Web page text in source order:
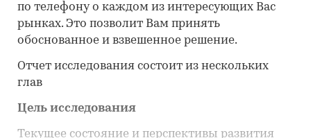
по телефону о каждом из интересующих Вас
рынках. Это позволит Вам принять
обоснованное и взвешенное решение.
Отчет исследования состоит из нескольких
глав
Цель исследования
Текущее состояние и перспективы развития